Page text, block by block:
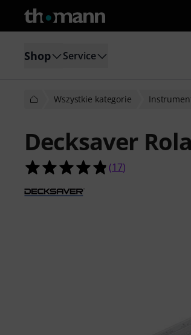
Shop Service
Wszystkie kategorie
Decksaver
4.8 na 5 gwiazdek
(17)